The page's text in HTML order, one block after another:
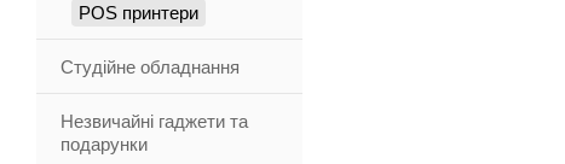
POS принтери
Студійне обладнання
Незвичайні гаджети та
подарунки